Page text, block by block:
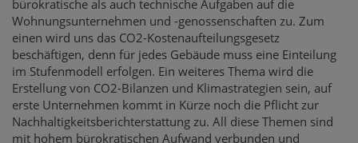
bürokratische als auch technische Aufgaben auf die
Wohnungsunternehmen und -genossenschaften zu. Zum
einen wird uns das CO2-Kostenaufteilungsgesetz
beschäftigen, denn für jedes Gebäude muss eine Einteilung
im Stufenmodell erfolgen. Ein weiteres Thema wird die
Erstellung von CO2-Bilanzen und Klimastrategien sein, auf
erste Unternehmen kommt in Kürze noch die Pflicht zur
Nachhaltigkeitsberichterstattung zu. All diese Themen sind
mit hohem bürokratischen Aufwand verbunden und